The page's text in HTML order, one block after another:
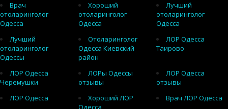
Врач
отоларинголог
Одесса
Хороший
отоларинголог
Одесса
Лучший
отоларинголог
Одесса
Лучший
отоларинголог
Одессы
Отоларинголог
Одесса Киевский
район
ЛОР Одесса
Таирово
ЛОР Одесса
Черемушки
ЛОРы Одессы
отзывы
ЛОР Одесса
отзывы
ЛОР Одесса
Хороший ЛОР
Одесса
Врач ЛОР Одесса